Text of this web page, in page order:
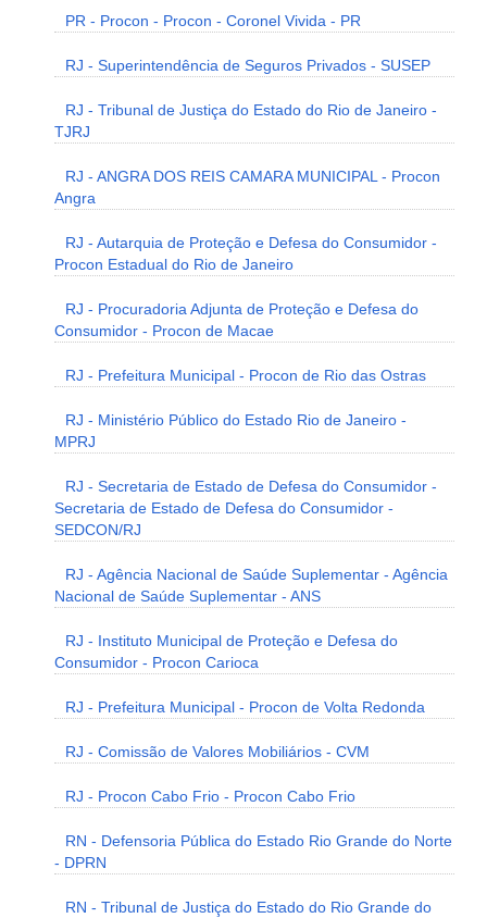
PR - Procon - Procon - Coronel Vivida - PR
RJ - Superintendência de Seguros Privados - SUSEP
RJ - Tribunal de Justiça do Estado do Rio de Janeiro -
TJRJ
RJ - ANGRA DOS REIS CAMARA MUNICIPAL - Procon
Angra
RJ - Autarquia de Proteção e Defesa do Consumidor -
Procon Estadual do Rio de Janeiro
RJ - Procuradoria Adjunta de Proteção e Defesa do
Consumidor - Procon de Macae
RJ - Prefeitura Municipal - Procon de Rio das Ostras
RJ - Ministério Público do Estado Rio de Janeiro -
MPRJ
RJ - Secretaria de Estado de Defesa do Consumidor -
Secretaria de Estado de Defesa do Consumidor -
SEDCON/RJ
RJ - Agência Nacional de Saúde Suplementar - Agência
Nacional de Saúde Suplementar - ANS
RJ - Instituto Municipal de Proteção e Defesa do
Consumidor - Procon Carioca
RJ - Prefeitura Municipal - Procon de Volta Redonda
RJ - Comissão de Valores Mobiliários - CVM
RJ - Procon Cabo Frio - Procon Cabo Frio
RN - Defensoria Pública do Estado Rio Grande do Norte
- DPRN
RN - Tribunal de Justiça do Estado do Rio Grande do